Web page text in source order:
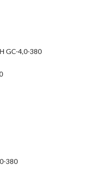
GC-4,0-380
380